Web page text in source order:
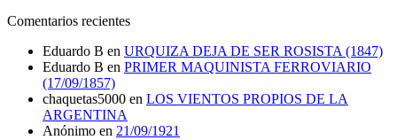
Comentarios recientes
Eduardo B en URQUIZA DEJA DE SER ROSISTA (1847)
Eduardo B en PRIMER MAQUINISTA FERROVIARIO
(17/09/1857)
chaquetas5000 en LOS VIENTOS PROPIOS DE LA
ARGENTINA
Anónimo en 21/09/1921